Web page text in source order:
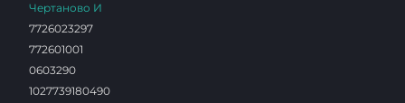
Чертаново И
7726023297
772601001
0603290
1027739180490